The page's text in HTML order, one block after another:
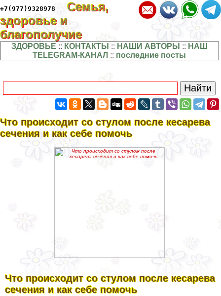
+7(977)9328978
Семья,
здоровье и
благополучие
ЗДОРОВЬЕ :: КОНТАКТЫ :: НАШИ АВТОРЫ :: НАШ
TELEGRAM-КАНАЛ :: последние посты
Что происходит со стулом после кесарева
сечения и как себе помочь
Что происходит со стулом после кесарева
сечения и как себе помочь